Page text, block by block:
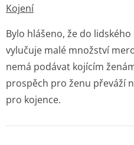
Kojení
Bylo hlášeno, že do
vylučuje malé množství
nemá podávat kojícím
prospěch pro ženu převáží
pro kojence.